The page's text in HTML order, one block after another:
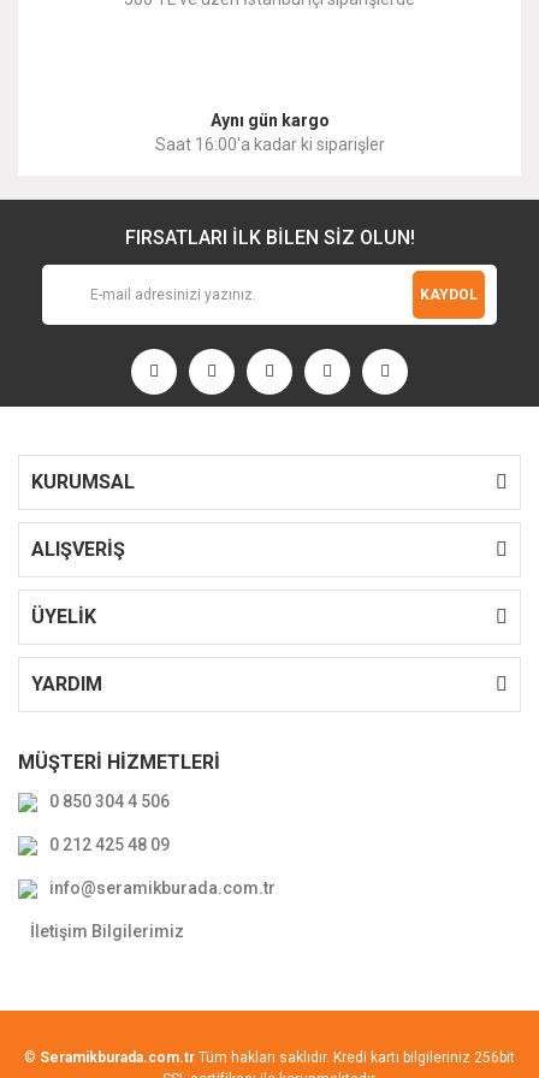
Aynı gün kargo
Saat 16:00'a kadar ki siparişler
FIRSATLARI İLK BİLEN SİZ OLUN!
KAYDOL
KURUMSAL
ALIŞVERİŞ
ÜYELİK
YARDIM
MÜŞTERİ HİZMETLERİ
0 850 304 4 506
0 212 425 48 09
info@seramikburada.com.tr
İletişim Bilgilerimiz
© Seramikburada.com.tr Tüm hakları saklıdır. Kredi kartı bilgileriniz 256bit